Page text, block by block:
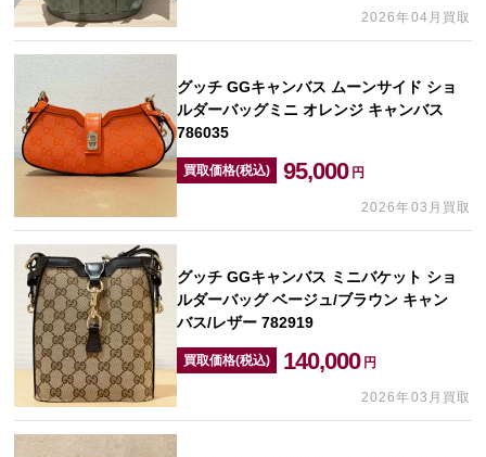
2026年04月買取
グッチ GGキャンバス ムーンサイド ショ
ルダーバッグミニ オレンジ キャンバス
786035
買取価格(税込) 95,000 円
2026年03月買取
グッチ GGキャンバス ミニバケット ショ
ルダーバッグ ベージュ/ブラウン キャン
バス/レザー 782919
買取価格(税込) 140,000 円
2026年03月買取